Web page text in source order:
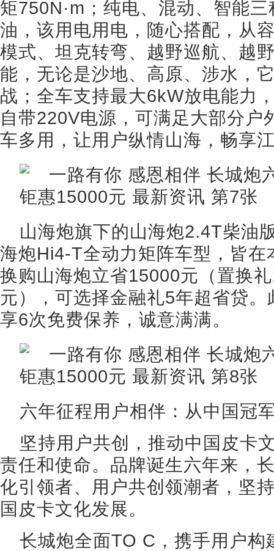
矩750N·m；纯电、混动、智能
油，该用电用电，随心搭配，从
模式、坦克转弯、越野巡航、越
能，无论是沙地、高原、涉水，
战；全车支持最大6kW放电能力
自带220V电源，可满足大部分户
车多用，让用户纵情山海，畅享
山海炮旗下的山海炮2.4T柴油
海炮Hi4-T全动力矩阵车型，皆
换购山海炮立省15000元（置换
元），可选择金融礼5年超省贷
享6次免费保养，诚意满满。
六年征程用户相伴：从中国冠
坚持用户共创，推动中国皮卡
责任和使命。品牌诞生六年来，
化引领者、用户共创领潮者，坚
国皮卡文化发展。
长城炮全面TO C，携手用户